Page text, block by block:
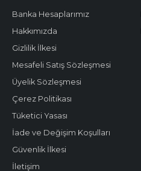
Banka Hesaplarımız
Hakkımızda
Gizlilik İlkesi
Mesafeli Satış Sözleşmesi
Üyelik Sözleşmesi
Çerez Politikası
Tüketici Yasası
İade ve Değişim Koşulları
Güvenlik İlkesi
İletişim